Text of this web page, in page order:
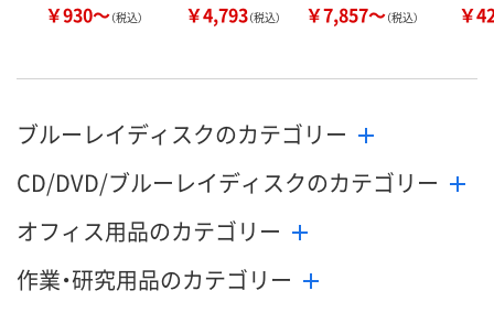
￥930～（税込） ￥4,793（税込） ￥7,857～（税込） ￥
ブルーレイディスクのカテゴリー
CD/DVD/ブルーレイディスクのカテゴリー
オフィス用品のカテゴリー
作業・研究用品のカテゴリー